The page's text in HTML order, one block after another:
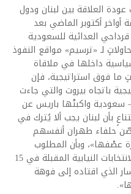
العلاقة بين لبنان ودول
أواخر أكتوبر الماضي بعد
العدائية للسعودية
لـ «ترسيم» مواقع النفوذ
داخلها في ملاقاة
ما فوق استراتيجية، فإن
باتجاه بيروت والتي جاءت
سعودية واكبتْها باريس عن
بأن لبنان يجب ألا يُترك في
حلفاء طهران أنفسهم
عصْفها»، وبأن المطلوب
«منْحه فرصة» أخيرة – جديدة، توفّر الانتخابات النيابية المقبلة في 15
الذي اقتاده إلى فوهة